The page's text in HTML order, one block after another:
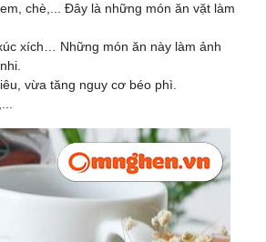
chè,... Đây là những món ăn vặt làm
xích… Những món ăn này làm ảnh
vừa tăng nguy cơ béo phì.